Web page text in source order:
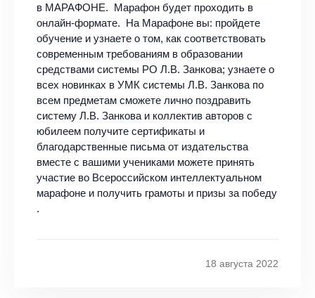
в МАРАФОНЕ. Марафон будет проходить в
онлайн-формате. На Марафоне вы: пройдете
обучение и узнаете о том, как соответствовать
современным требованиям в образовании
средствами системы РО Л.В. Занкова; узнаете о
всех новинках в УМК системы Л.В. Занкова по
всем предметам сможете лично поздравить
систему Л.В. Занкова и коллектив авторов с
юбилеем получите сертификаты и
благодарственные письма от издательства
вместе с вашими учениками можете принять
участие во Всероссийском интеллектуальном
марафоне и получить грамоты и призы за победу
.
18 августа 2022